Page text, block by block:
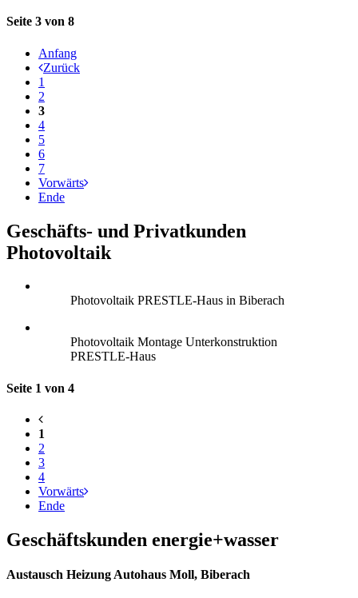
Seite 3 von 8
Anfang
Zurück
1
2
3
4
5
6
7
Vorwärts
Ende
Geschäfts- und Privatkunden
Photovoltaik
Photovoltaik PRESTLE-Haus in Biberach
Photovoltaik Montage Unterkonstruktion
PRESTLE-Haus
Seite 1 von 4
1
2
3
4
Vorwärts
Ende
Geschäftskunden energie+wasser
Austausch Heizung Autohaus Moll, Biberach